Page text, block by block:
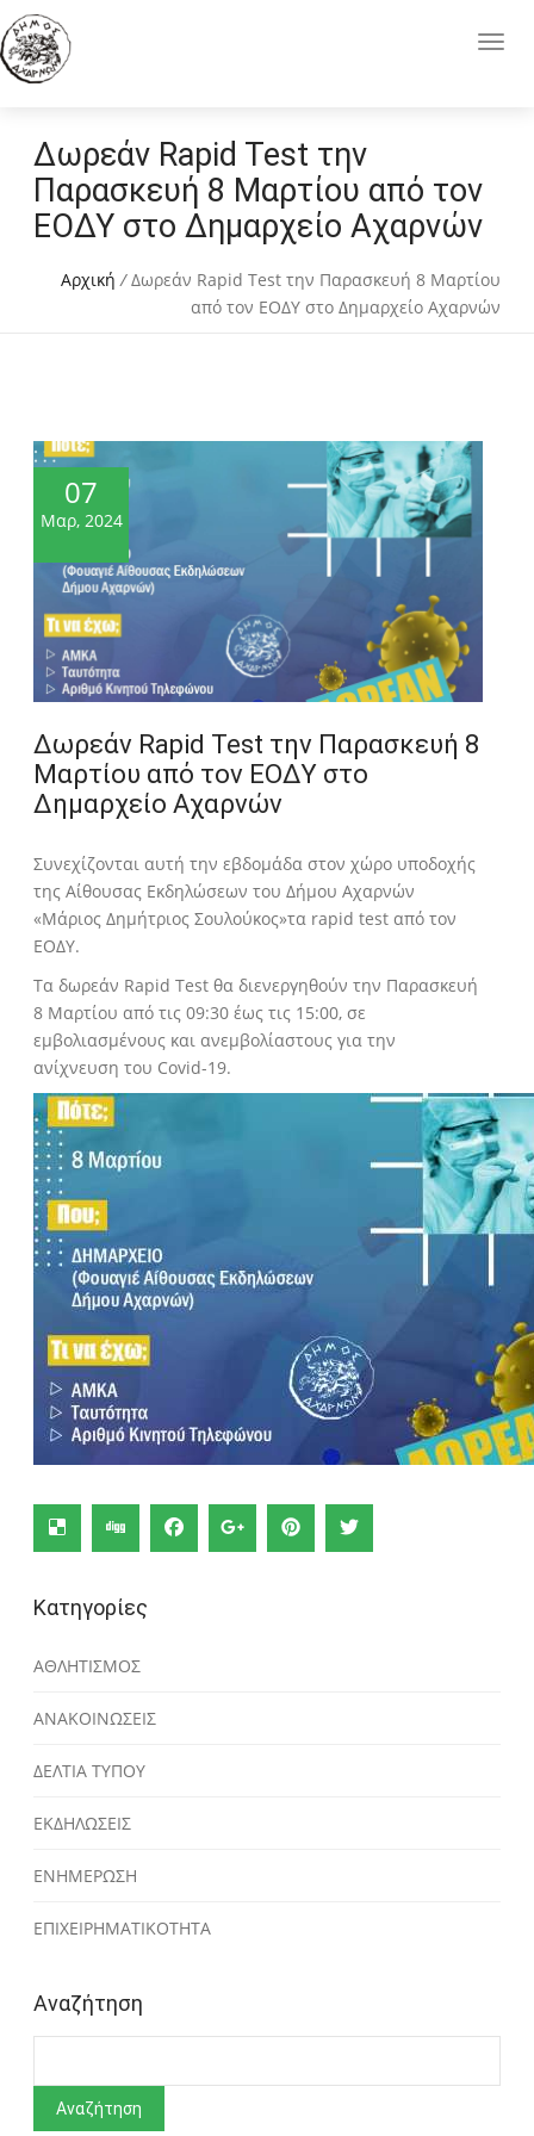
Δωρεάν Rapid Test την
Παρασκευή 8 Μαρτίου από τον
ΕΟΔΥ στο Δημαρχείο Αχαρνών
Αρχική /Δωρεάν Rapid Test την Παρασκευή 8 Μαρτίου
από τον ΕΟΔΥ στο Δημαρχείο Αχαρνών
07
Μαρ, 2024
Δωρεάν Rapid Test την Παρασκευή 8
Μαρτίου από τον ΕΟΔΥ στο
Δημαρχείο Αχαρνών
Συνεχίζονται αυτή την εβδομάδα στον χώρο υποδοχής
της Αίθουσας Εκδηλώσεων του Δήμου Αχαρνών
«Μάριος Δημήτριος Σουλούκος»τα rapid test από τον
ΕΟΔΥ.
Τα δωρεάν Rapid Test θα διενεργηθούν την Παρασκευή
8 Μαρτίου από τις 09:30 έως τις 15:00, σε
εμβολιασμένους και ανεμβολίαστους για την
ανίχνευση του Covid-19.
Κατηγορίες
ΑΘΛΗΤΙΣΜΟΣ
ΑΝΑΚΟΙΝΩΣΕΙΣ
ΔΕΛΤΙΑ ΤΥΠΟΥ
ΕΚΔΗΛΩΣΕΙΣ
ΕΝΗΜΕΡΩΣΗ
ΕΠΙΧΕΙΡΗΜΑΤΙΚΟΤΗΤΑ
Αναζήτηση